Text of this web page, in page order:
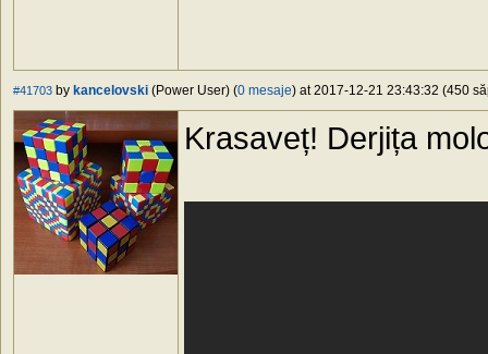
#41703 by kancelovski (Power User) (0 mesaje) at 2017-12-21 23:43:32 (450
Krasaveț! Derjița